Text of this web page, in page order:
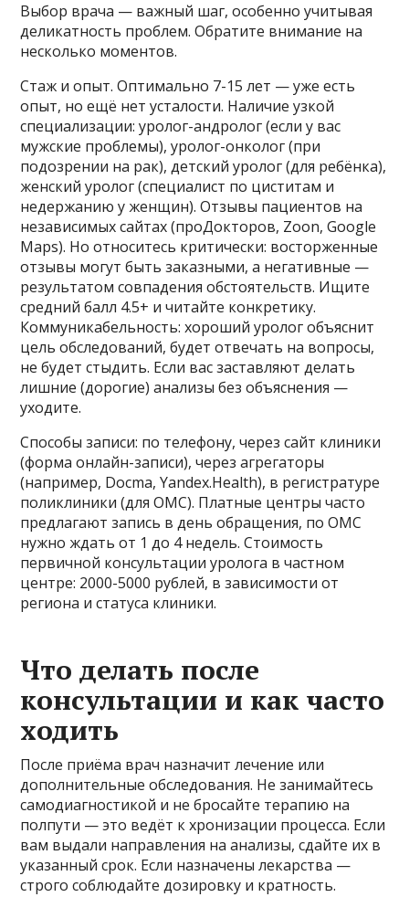
Выбор врача — важный шаг, особенно учитывая
деликатность проблем. Обратите внимание на
несколько моментов.
Стаж и опыт. Оптимально 7-15 лет — уже есть
опыт, но ещё нет усталости. Наличие узкой
специализации: уролог-андролог (если у вас
мужские проблемы), уролог-онколог (при
подозрении на рак), детский уролог (для ребёнка),
женский уролог (специалист по циститам и
недержанию у женщин). Отзывы пациентов на
независимых сайтах (проДокторов, Zoon, Google
Maps). Но относитесь критически: восторженные
отзывы могут быть заказными, а негативные —
результатом совпадения обстоятельств. Ищите
средний балл 4.5+ и читайте конкретику.
Коммуникабельность: хороший уролог объяснит
цель обследований, будет отвечать на вопросы,
не будет стыдить. Если вас заставляют делать
лишние (дорогие) анализы без объяснения —
уходите.
Способы записи: по телефону, через сайт клиники
(форма онлайн-записи), через агрегаторы
(например, Docma, Yandex.Health), в регистратуре
поликлиники (для ОМС). Платные центры часто
предлагают запись в день обращения, по ОМС
нужно ждать от 1 до 4 недель. Стоимость
первичной консультации уролога в частном
центре: 2000-5000 рублей, в зависимости от
региона и статуса клиники.
Что делать после
консультации и как часто
ходить
После приёма врач назначит лечение или
дополнительные обследования. Не занимайтесь
самодиагностикой и не бросайте терапию на
полпути — это ведёт к хронизации процесса. Если
вам выдали направления на анализы, сдайте их в
указанный срок. Если назначены лекарства —
строго соблюдайте дозировку и кратность.